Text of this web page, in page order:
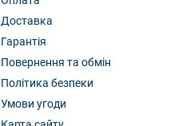
Доставка
Гарантія
Повернення та обмін
Політика безпеки
Умови угоди